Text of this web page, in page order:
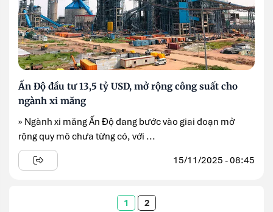
Ấn Độ đầu tư 13,5 tỷ USD, mở rộng công suất cho
ngành xi măng
» Ngành xi măng Ấn Độ đang bước vào giai đoạn mở
rộng quy mô chưa từng có, với ...
15/11/2025 - 08:45
1 2